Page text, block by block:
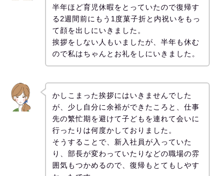
半年ほど育児休暇をとっていたので復帰す
る2週間前にもう1度菓子折と内祝いをもっ
て顔を出しにいきました。
挨拶をしない人もいましたが、半年も休む
ので私はちゃんとお礼をしにいきました。
かしこまった挨拶にはいきませんでした
が、少し自分に余裕ができたころと、仕事
先の繁忙期を避けて子どもを連れて会いに
行ったりは何度かしておりました。
そうすることで、新入社員が入っていた
り、部長が変わっていたりなどの職場の雰
囲気もつかめるので、復帰もとてもしやす